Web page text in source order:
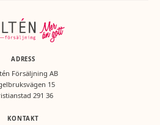
kJ/362 kcal, fett 0,4g (varav mättat
ADRESS
Försäljning AB
15
291 36
KONTAKT